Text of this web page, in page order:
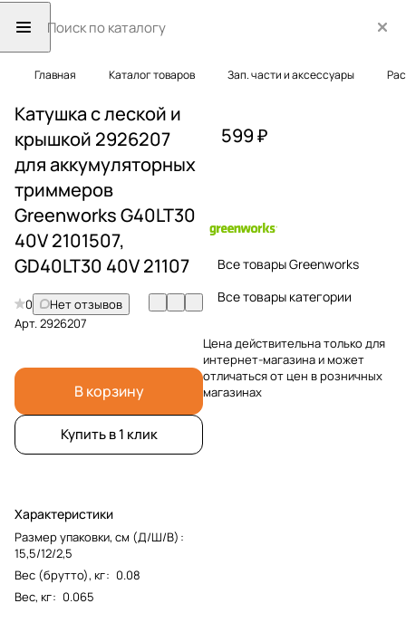
Главная Каталог товаров Зап. части и аксессуары
Катушка с леской и
крышкой 2926207
для аккумуляторных
триммеров
Greenworks G40LT30
40V 2101507,
GD40LT30 40V 21107
0
Нет отзывов
Арт.2926207
В корзину
Купить в 1 клик
Характеристики
Размер упаковки, см (Д/Ш/В) :
15,5/12/2,5
Вес (брутто), кг: 0.08
Вес, кг: 0.065
599 ₽
Все товары Greenworks
Все товары категории
Цена действительна только для
интернет-магазина и может
отличаться от цен в розничных
магазинах